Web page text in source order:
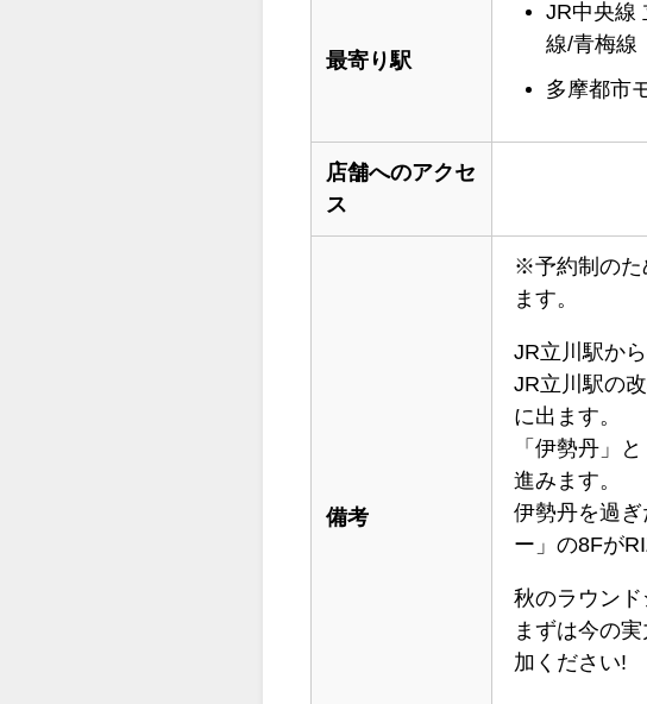
最寄り駅
JR中央線
線/青梅線
多摩都市
店舗へのアクセ
ス
備考
※予約制のた
ます。
JR立川駅か
JR立川駅の
に出ます。
「伊勢丹」
進みます。
伊勢丹を過
ー」の8Fが
秋のラウン
まずは今の
加ください!